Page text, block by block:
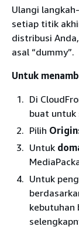
Ulangi
setiap titik
distribusi
asal “dummy”.
Untuk
Di
buat untuk
Pilih
Untuk
Untuk
kebutuhan